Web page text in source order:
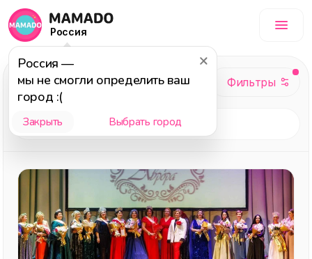
Россия
Россия —
мы не смогли определить ваш
город :(
Закрыть Выбрать город
Мода